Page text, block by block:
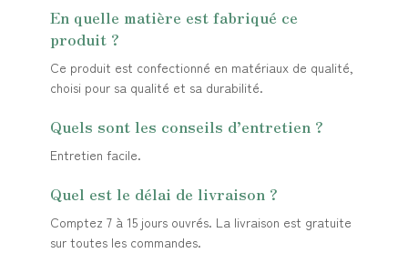
En quelle matière est fabriqué ce
produit ?
Ce produit est confectionné en matériaux de qualité,
choisi pour sa qualité et sa durabilité.
Quels sont les conseils d’entretien ?
Entretien facile.
Quel est le délai de livraison ?
Comptez 7 à 15 jours ouvrés. La livraison est gratuite
sur toutes les commandes.